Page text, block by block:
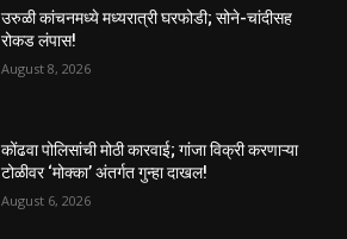
उरुळी कांचनमध्ये मध्यरात्री घरफोडी; सोने-चांदीसह
रोकड लंपास!
August 8, 2026
कोंढवा पोलिसांची मोठी कारवाई; गांजा विक्री करणाऱ्या
टोळीवर ‘मोक्का’ अंतर्गत गुन्हा दाखल!
August 6, 2026